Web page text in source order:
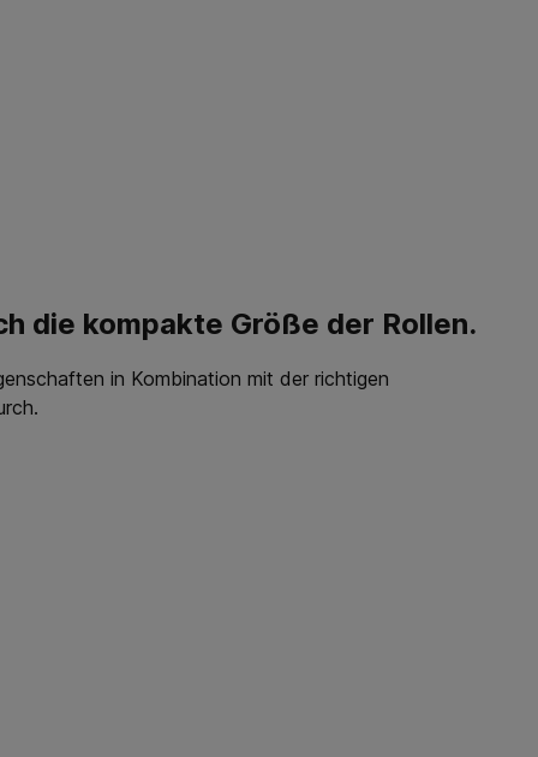
die kompakte Größe der Rollen.
in Kombination mit der richtigen